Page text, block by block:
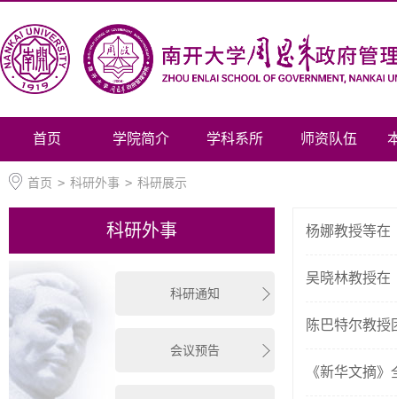
首页 学院简介 学科系所 师资队伍
首页 > 科研外事 > 科研展示
科研外事
科研通知
会议预告
杨娜教授等在
吴晓林教授在
陈巴特尔教授
《新华文摘